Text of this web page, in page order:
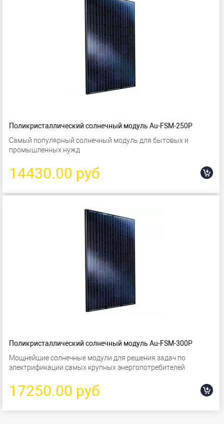
Поликристаллический солнечный модуль Au-FSM-250P
Самый популярный солнечный модуль для бытовых и
промышленных нужд
14430.00 руб
Поликристаллический солнечный модуль Au-FSM-300P
Мощнейшие солнечные модули для решения задач по
электрификации самых крупных энергопотребителей
17250.00 руб